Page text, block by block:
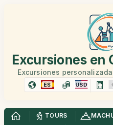
Excursiones en
Excursiones
ES USD
TOURS